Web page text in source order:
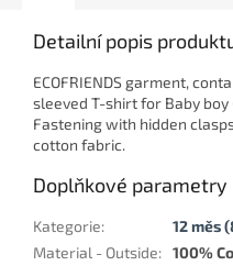
Detailní popis
ECOFRIENDS garment,
sleeved T-shirt for Baby boy
Fastening with hidden
cotton fabric.
Doplňkové parametry
Kategorie:
12 měs
Material - Outside: 100%